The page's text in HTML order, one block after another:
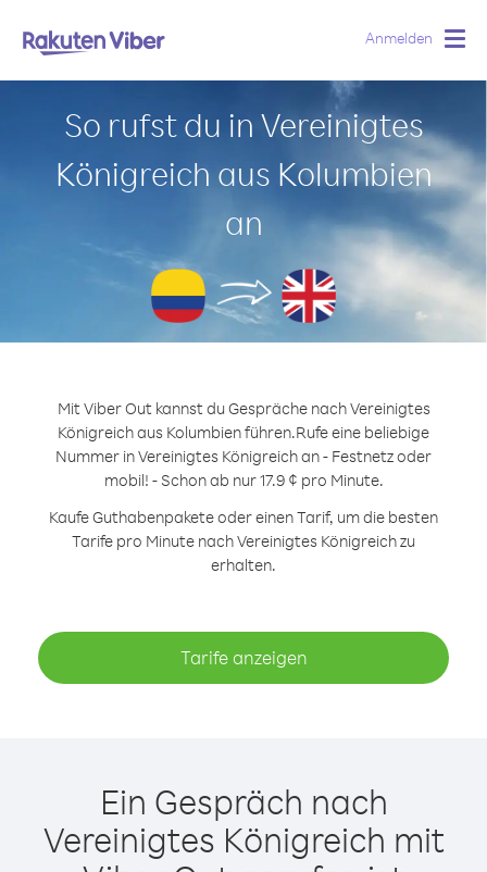
Anmelden
So rufst du in Vereinigtes
Königreich aus Kolumbien
an
Mit Viber Out kannst du Gespräche nach Vereinigtes
Königreich aus Kolumbien führen.Rufe eine beliebige
Nummer in Vereinigtes Königreich an - Festnetz oder
mobil! - Schon ab nur 17.9 ¢ pro Minute.
Kaufe Guthabenpakete oder einen Tarif, um die besten
Tarife pro Minute nach Vereinigtes Königreich zu
erhalten.
Tarife anzeigen
Ein Gespräch nach
Vereinigtes Königreich mit